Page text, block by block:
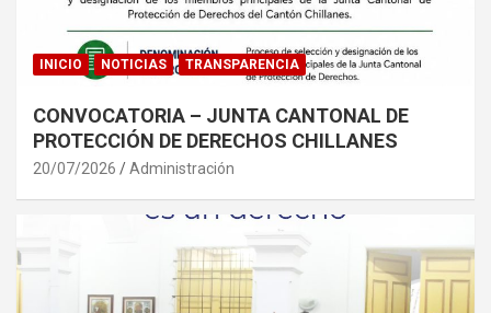
INICIO NOTICIAS TRANSPARENCIA
CONVOCATORIA – JUNTA CANTONAL DE
PROTECCIÓN DE DERECHOS CHILLANES
20/07/2026 Administración